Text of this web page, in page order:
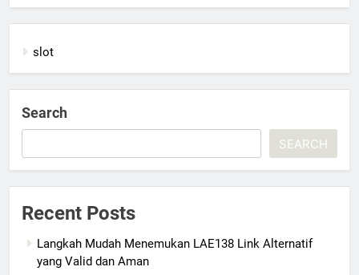
slot
Search
SEARCH
Recent Posts
Langkah Mudah Menemukan LAE138 Link Alternatif
yang Valid dan Aman